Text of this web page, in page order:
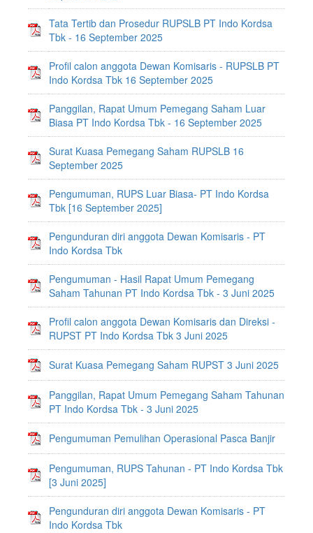
Tata Tertib dan Prosedur RUPSLB PT Indo Kordsa
Tbk - 16 September 2025
Profil calon anggota Dewan Komisaris - RUPSLB PT
Indo Kordsa Tbk 16 September 2025
Panggilan, Rapat Umum Pemegang Saham Luar
Biasa PT Indo Kordsa Tbk - 16 September 2025
Surat Kuasa Pemegang Saham RUPSLB 16
September 2025
Pengumuman, RUPS Luar Biasa- PT Indo Kordsa
Tbk [16 September 2025]
Pengunduran diri anggota Dewan Komisaris - PT
Indo Kordsa Tbk
Pengumuman - Hasil Rapat Umum Pemegang
Saham Tahunan PT Indo Kordsa Tbk - 3 Juni 2025
Profil calon anggota Dewan Komisaris dan Direksi -
RUPST PT Indo Kordsa Tbk 3 Juni 2025
Surat Kuasa Pemegang Saham RUPST 3 Juni 2025
Panggilan, Rapat Umum Pemegang Saham Tahunan
PT Indo Kordsa Tbk - 3 Juni 2025
Pengumuman Pemulihan Operasional Pasca Banjir
Pengumuman, RUPS Tahunan - PT Indo Kordsa Tbk
[3 Juni 2025]
Pengunduran diri anggota Dewan Komisaris - PT
Indo Kordsa Tbk